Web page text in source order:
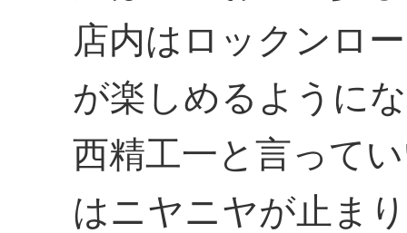
店内はロックンロ
が楽しめるように
西精工一と言って
はニヤニヤが止ま